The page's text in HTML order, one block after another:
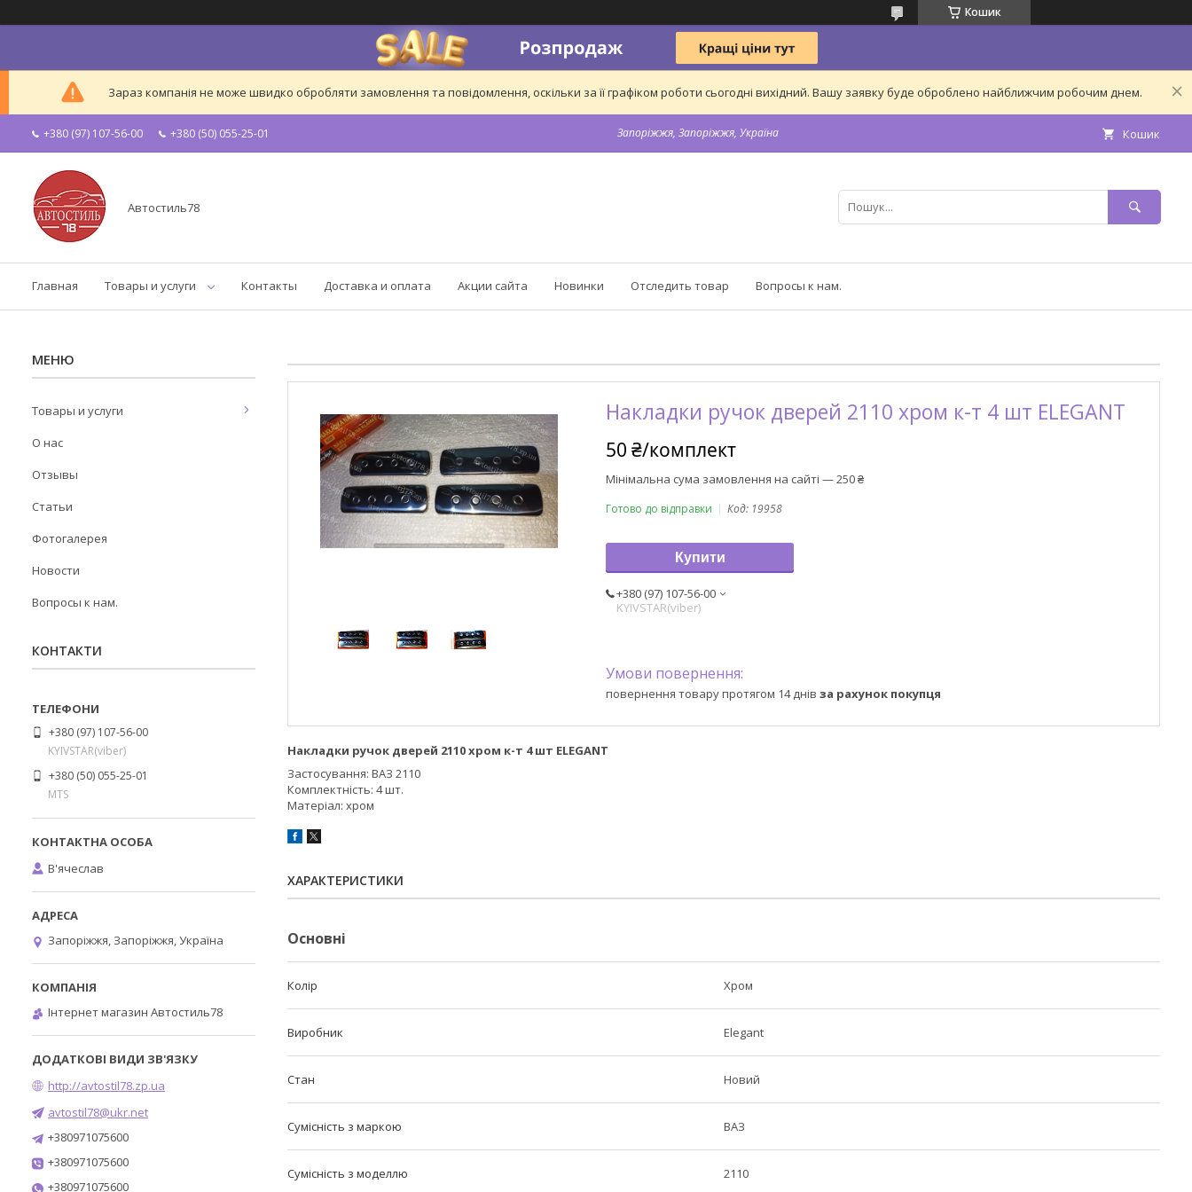
Кошик
Зараз компанія не може швидко обробляти замовлення та повідомлення, оскільки за її графіком роботи сьогодні вихідний. Вашу заявку буде оброблено найближчим робочим днем.
+380 (97) 107-56-00 +380 (50) 055-25-01 Запоріжжя, Запоріжжя, Україна Кошик
Автостиль78
Главная Товары и услуги Контакты Доставка и оплата Акции сайта Новинки Отследить товар Вопросы к нам.
Накладки ручок дверей 2110 хром к-т 4 шт ELEGANT
50 ₴/комплект
Мінімальна сума замовлення на сайті — 250 ₴
Готово до відправки Код: 19958
Купити
+380 (97) 107-56-00
KYIVSTAR(viber)
повернення товару протягом 14 днів за рахунок покупця
Накладки ручок дверей 2110 хром к-т 4 шт ELEGANT
Застосування: ВАЗ 2110
Комплектність: 4 шт.
Матеріал: хром
ХАРАКТЕРИСТИКИ
Основні
Колір Хром
Виробник Elegant
Стан Новий
Сумісність з маркою ВАЗ
Сумісність з моделлю 2110
Товары и услуги
О нас
Отзывы
Статьи
Фотогалерея
Новости
Вопросы к нам.
КОНТАКТИ
+380 (97) 107-56-00
KYIVSTAR(viber)
+380 (50) 055-25-01
MTS
В'ячеслав
Запоріжжя, Запоріжжя, Україна
Інтернет магазин Автостиль78
http://avtostil78.zp.ua
avtostil78@ukr.net
+380971075600
+380971075600
+380971075600